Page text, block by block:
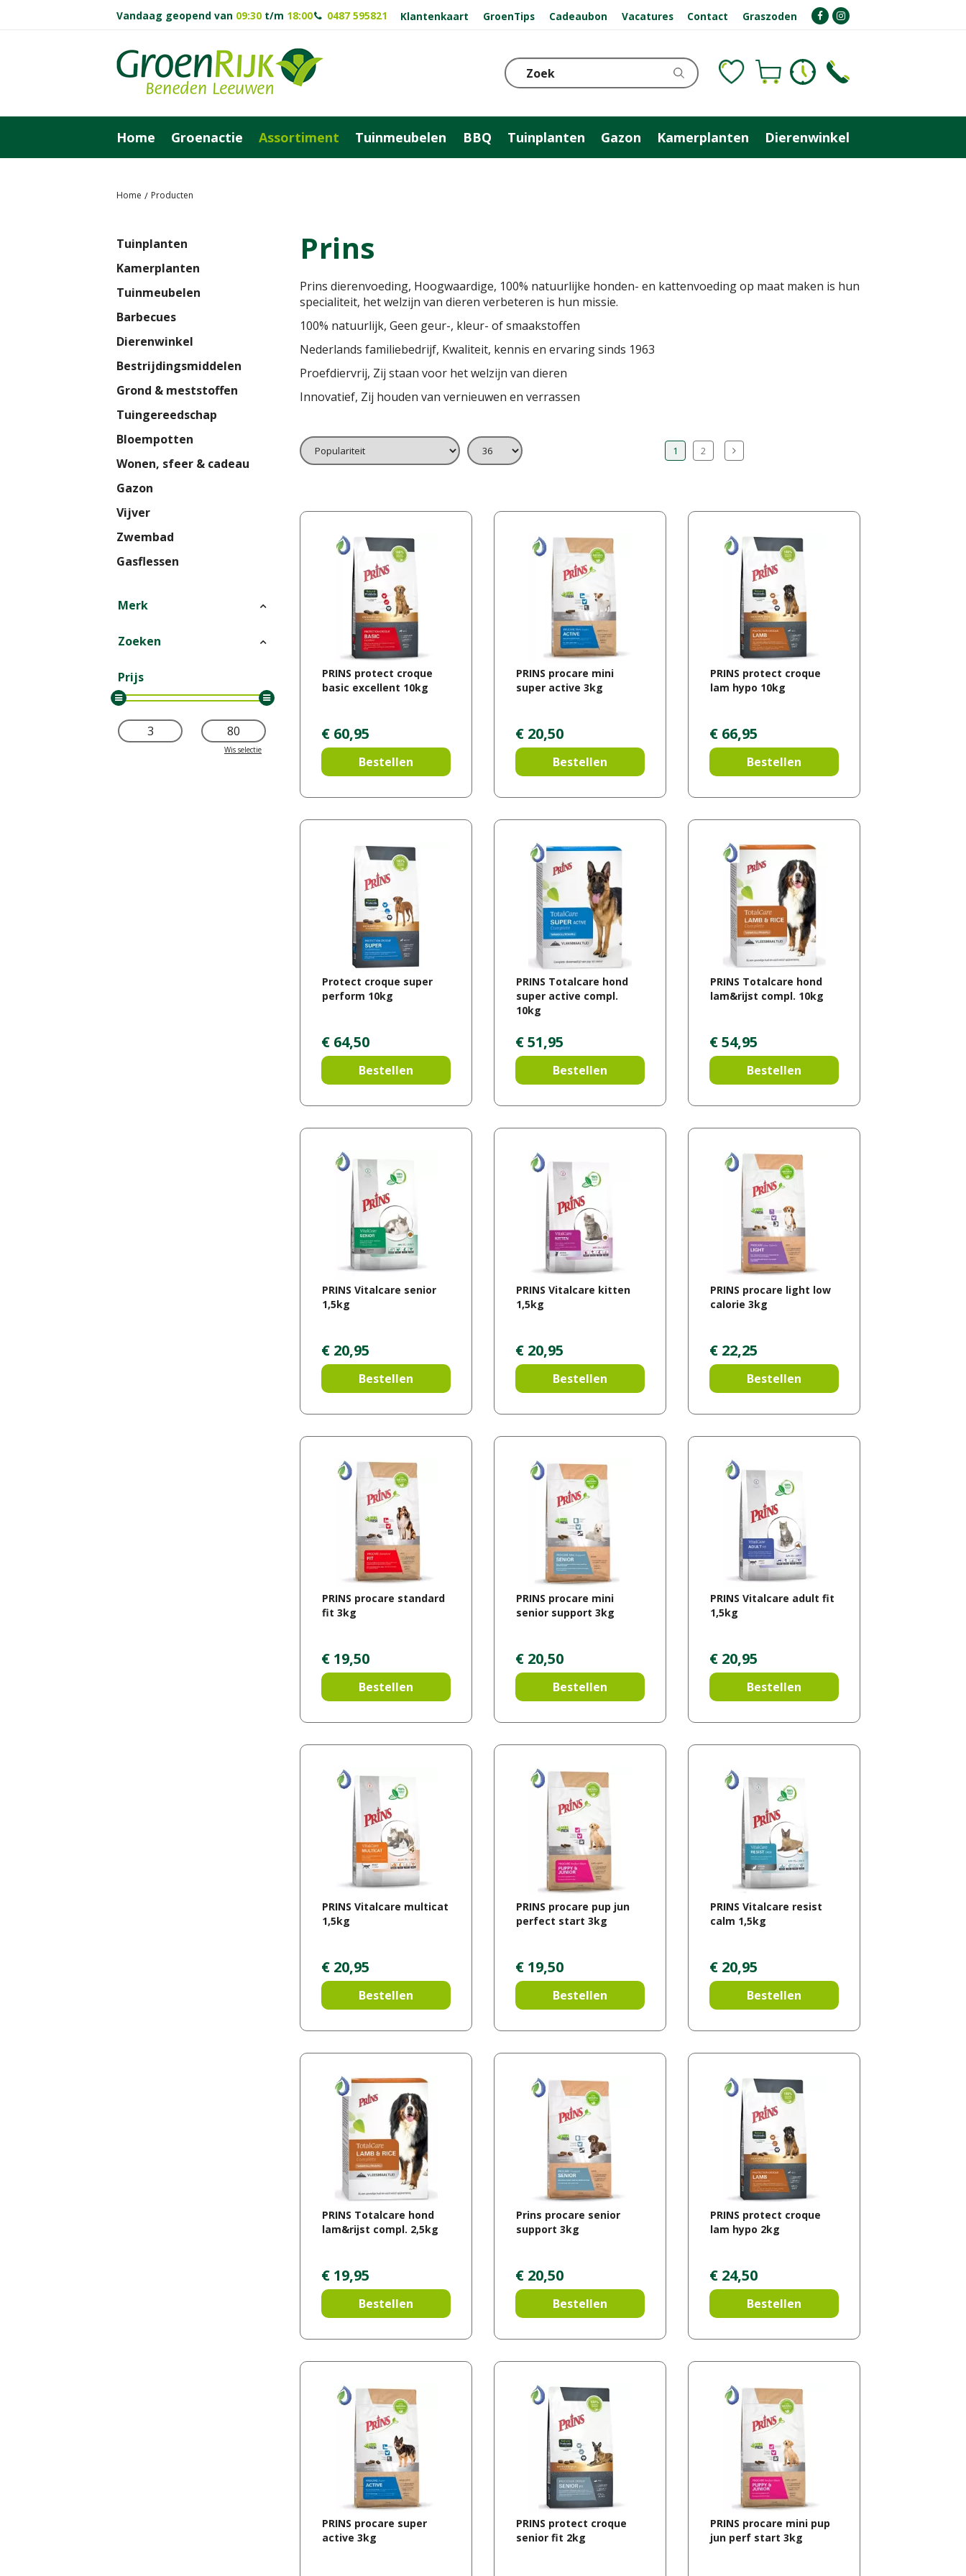
Home Producten
Vandaag geopend van 09:30 t/m 18:00 0487 595821 Klantenkaart GroenTips Cadeaubon Vacatures Contact Graszoden
Home Groenactie Assortiment Tuinmeubelen BBQ Tuinplanten Gazon Kamerplanten Dierenwinkel
Prins
Prins dierenvoeding, Hoogwaardige, 100% natuurlijke honden- en kattenvoedingop maat maken is hun
specialiteit, het welzijn van dieren verbeteren is hun missie.
100% natuurlijk, Geen geur-, kleur- of smaakstoffen
Nederlands familiebedrijf, Kwaliteit, kennis en ervaring sinds 1963
Proefdiervrij, Zij staan voor het welzijn van dieren
Innovatief, Zij houden van vernieuwen en verrassen
1 2
PRINS protect croque
basic excellent 10kg
€ 60,95
Bestellen
PRINS procare mini
super active 3kg
€ 20,50
Bestellen
PRINS protect croque
lam hypo 10kg
€ 66,95
Bestellen
Protect croque super
perform 10kg
€ 64,50
Bestellen
PRINS Totalcare hond
super active compl.
10kg
€51,95
Bestellen
PRINS Totalcare hond
lam&rijst compl. 10kg
€54,95
Bestellen
PRINS Vitalcare senior
1,5kg
€ 20,95
Bestellen
PRINS Vitalcare kitten
1,5kg
€ 20,95
Bestellen
PRINS procare light low
calorie 3kg
€ 22,25
Bestellen
PRINS procare standard
fit 3kg
€ 19,50
Bestellen
PRINS procare mini
senior support 3kg
€ 20,50
Bestellen
PRINS Vitalcare adult fit
1,5kg
€ 20,95
Bestellen
PRINS Vitalcare multicat
1,5kg
€ 20,95
Bestellen
PRINS procare pup jun
perfect start 3kg
€ 19,50
Bestellen
PRINS Vitalcare resist
calm 1,5kg
€ 20,95
Bestellen
PRINS Totalcare hond
lam&rijst compl. 2,5kg
€ 19,95
Bestellen
Prins procare senior
support 3kg
€ 20,50
Bestellen
PRINS protect croque
lam hypo 2kg
€ 24,50
Bestellen
PRINS procare super
active 3kg
PRINS protect croque
senior fit 2kg
PRINS procare mini pup
jun perf start 3kg
Tuinplanten
Kamerplanten
Tuinmeubelen
Barbecues
Dierenwinkel
Bestrijdingsmiddelen
Grond & meststoffen
Tuingereedschap
Bloempotten
Wonen, sfeer & cadeau
Gazon
Vijver
Zwembad
Gasflessen
Merk
Zoeken
Prijs
Wis selectie